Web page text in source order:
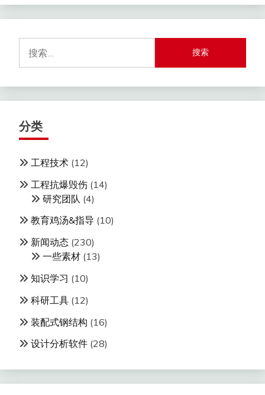
索：
分类
工程技术 (12)
工程抗爆毁伤 (14)
研究团队 (4)
教育鸡汤&指导 (10)
新闻动态 (230)
一些素材 (13)
知识学习 (10)
科研工具 (12)
装配式钢结构 (16)
设计分析软件 (28)